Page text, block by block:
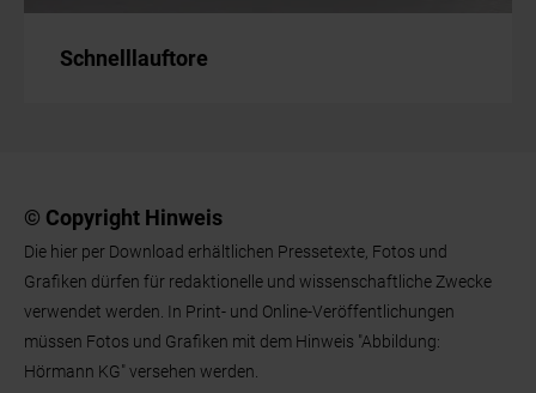
Schnelllauftore
© Copyright Hinweis
Die hier per Download erhältlichen Pressetexte, Fotos und
Grafiken dürfen für redaktionelle und wissenschaftliche Zwecke
verwendet werden. In Print- und Online-Veröffentlichungen
müssen Fotos und Grafiken mit dem Hinweis "Abbildung:
Hörmann KG" versehen werden.